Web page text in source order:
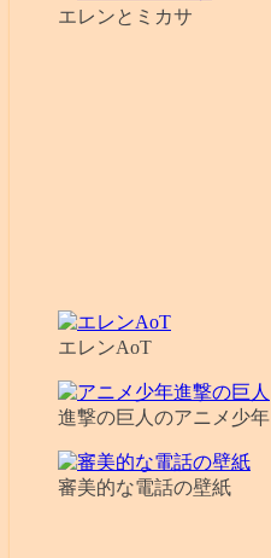
エレンとミカサ
エレンAoT
進撃の巨人のアニメ少年
審美的な電話の壁紙